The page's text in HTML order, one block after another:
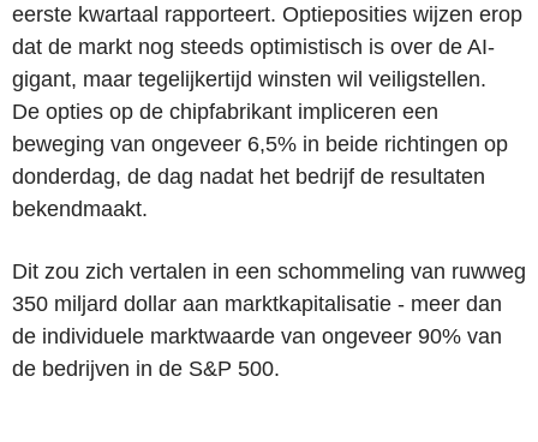
eerste kwartaal rapporteert. Optieposities wijzen erop
dat de markt nog steeds optimistisch is over de AI-
gigant, maar tegelijkertijd winsten wil veiligstellen.
De opties op de chipfabrikant impliceren een
beweging van ongeveer 6,5% in beide richtingen op
donderdag, de dag nadat het bedrijf de resultaten
bekendmaakt.
Dit zou zich vertalen in een schommeling van ruwweg
350 miljard dollar aan marktkapitalisatie - meer dan
de individuele marktwaarde van ongeveer 90% van
de bedrijven in de S&P 500.